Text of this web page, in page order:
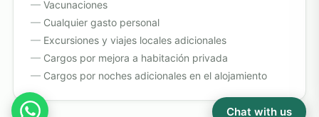
Vacunaciones
Cualquier gasto personal
Excursiones y viajes locales adicionales
Cargos por mejora a habitación privada
Cargos por noches adicionales en el alojamiento
Chat with us